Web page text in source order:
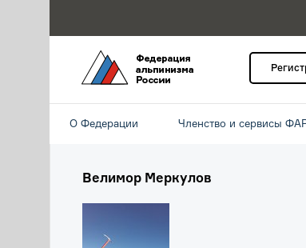
О Федерации Членство и сервисы
Велимор Меркулов